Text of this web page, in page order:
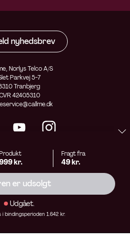
kr.
Fragt fra
49 kr.
er udsolgt
Udgået.
bindingsperioden 1.642 kr.
nyhedsbrev
Norlys Telco A/S
Parkvej 5-7
Tranbjerg
42405310